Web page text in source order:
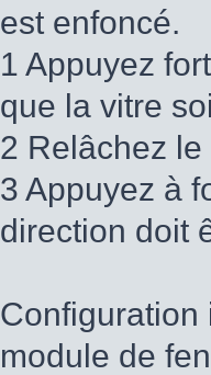
est enfoncé.
1 Appuyez
que la vitre
2 Relâchez
3 Appuyez à
direction doit
Configuration
module de